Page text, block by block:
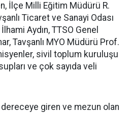
İlçe Milli Eğitim Müdürü R.
Ticaret ve Sanayi Odası
Aydın, TTSO Genel
Tavşanlı MYO Müdürü Prof.
sivil toplum kuruluşu
ve çok sayıda veli
dereceye giren ve mezun olan